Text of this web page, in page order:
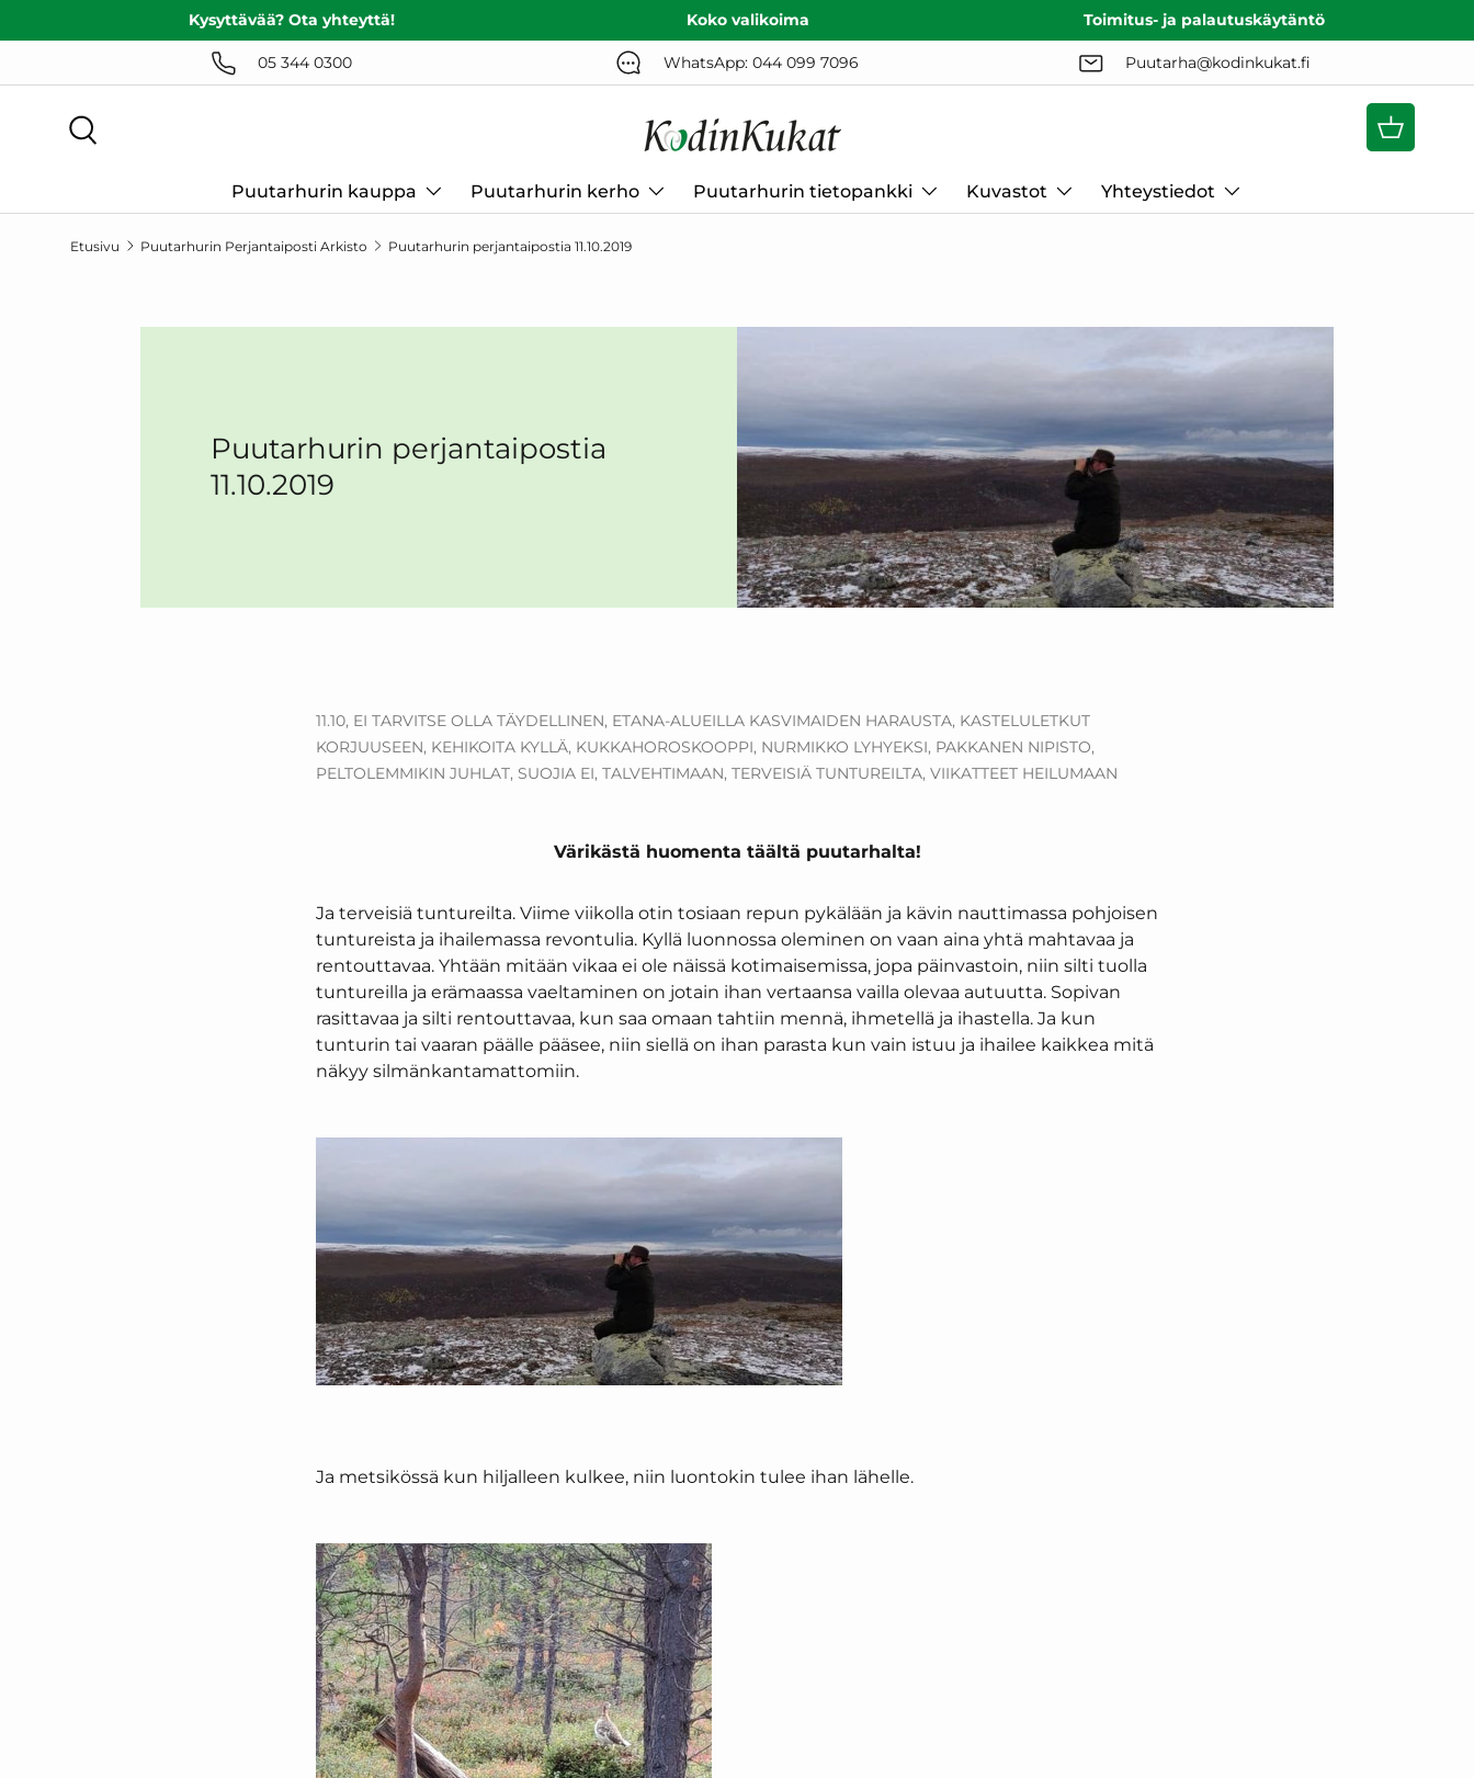
SIIRRY SISÄLTÖÖN
Kysyttävää? Ota yhteyttä! Koko valikoima Toimitus- ja palautuskäytäntö
05 344 0300 WhatsApp: 044 099 7096 Puutarha@kodinkukat.fi
Ostoskori
Puutarhurin kauppa Puutarhurin kerho Puutarhurin tietopankki Kuvastot Yhteystiedot
Etusivu Puutarhurin Perjantaiposti Arkisto Puutarhurin perjantaipostia 11.10.2019
Puutarhurin perjantaipostia
11.10.2019
11.10, EI TARVITSE OLLA TÄYDELLINEN, ETANA-ALUEILLA KASVIMAIDEN HARAUSTA, KASTELULETKUT
KORJUUSEEN, KEHIKOITA KYLLÄ, KUKKAHOROSKOOPPI, NURMIKKO LYHYEKSI, PAKKANEN NIPISTO,
PELTOLEMMIKIN JUHLAT, SUOJIA EI, TALVEHTIMAAN, TERVEISIÄ TUNTUREILTA, VIIKATTEET HEILUMAAN
Värikästä huomenta täältä puutarhalta!
Ja terveisiä tuntureilta. Viime viikolla otin tosiaan repun pykälään ja kävin nauttimassa pohjoisen
tuntureista ja ihailemassa revontulia. Kyllä luonnossa oleminen on vaan aina yhtä mahtavaa ja
rentouttavaa. Yhtään mitään vikaa ei ole näissä kotimaisemissa, jopa päinvastoin, niin silti tuolla
tuntureilla ja erämaassa vaeltaminen on jotain ihan vertaansa vailla olevaa autuutta. Sopivan
rasittavaa ja silti rentouttavaa, kun saa omaan tahtiin mennä, ihmetellä ja ihastella. Ja kun
tunturin tai vaaran päälle pääsee, niin siellä on ihan parasta kun vain istuu ja ihailee kaikkea mitä
näkyy silmänkantamattomiin.
Ja metsikössä kun hiljalleen kulkee, niin luontokin tulee ihan lähelle.